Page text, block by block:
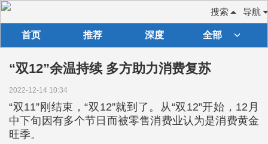
导航
搜索
首页 推荐 深度 全部
“双12”余温持续 多方助力消费复苏
2022-12-14 10:34
“双11”刚结束，“双12”就到了。从“双12”开始，12月
中下旬因有多个节日而被零售消费业认为是消费黄金
旺季。